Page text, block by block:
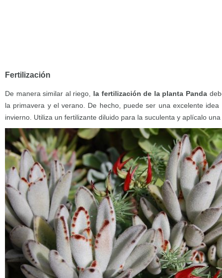
Fertilización
De manera similar al riego, la fertilización de la planta Panda
la primavera y el verano. De hecho, puede ser una excelente
invierno. Utiliza un fertilizante diluido para la suculenta y aplícalo